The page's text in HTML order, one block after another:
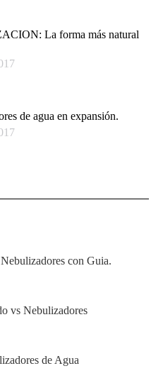
La forma más natural
de agua en expansión.
con Guia.
vs Nebulizadores
de Agua